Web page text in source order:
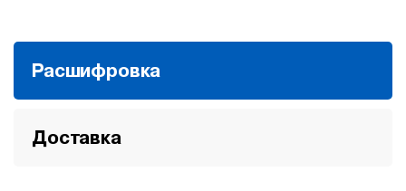
Расшифровка
Доставка